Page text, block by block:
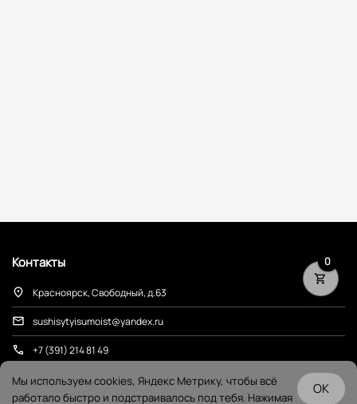
Контакты
Красноярск, Свободный, д.63
sushisytyisumoist@yandex.ru
+7 (391) 214 81 49
0
Мы используем cookies, Яндекс Метрику, чтобы всё
работало быстро и подстраивалось под тебя. Нажимая
OK